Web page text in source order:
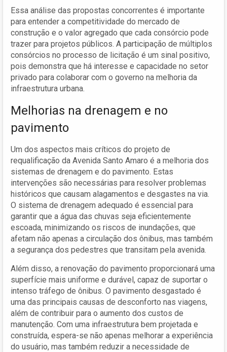
Essa análise das propostas concorrentes é importante
para entender a competitividade do mercado de
construção e o valor agregado que cada consórcio pode
trazer para projetos públicos. A participação de múltiplos
consórcios no processo de licitação é um sinal positivo,
pois demonstra que há interesse e capacidade no setor
privado para colaborar com o governo na melhoria da
infraestrutura urbana.
Melhorias na drenagem e no
pavimento
Um dos aspectos mais críticos do projeto de
requalificação da Avenida Santo Amaro é a melhoria dos
sistemas de drenagem e do pavimento. Estas
intervenções são necessárias para resolver problemas
históricos que causam alagamentos e desgastes na via.
O sistema de drenagem adequado é essencial para
garantir que a água das chuvas seja eficientemente
escoada, minimizando os riscos de inundações, que
afetam não apenas a circulação dos ônibus, mas também
a segurança dos pedestres que transitam pela avenida.
Além disso, a renovação do pavimento proporcionará uma
superfície mais uniforme e durável, capaz de suportar o
intenso tráfego de ônibus. O pavimento desgastado é
uma das principais causas de desconforto nas viagens,
além de contribuir para o aumento dos custos de
manutenção. Com uma infraestrutura bem projetada e
construída, espera-se não apenas melhorar a experiência
do usuário, mas também reduzir a necessidade de